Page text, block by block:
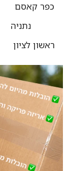
כפר קאסם
נתניה
ראשון לציון